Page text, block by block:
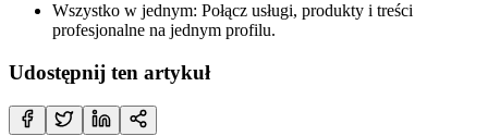
Wszystko w jednym: Połącz usługi, produkty i treści
profesjonalne na jednym profilu.
Udostępnij ten artykuł